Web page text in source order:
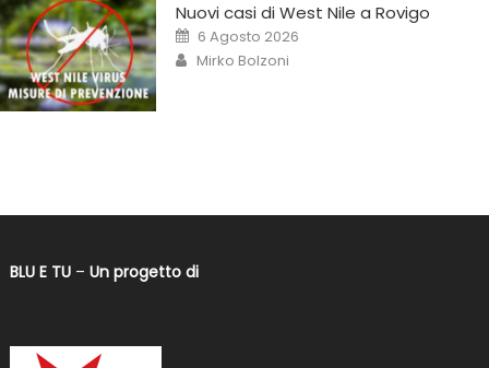
Nuovi casi di West Nile a Rovigo
6 Agosto 2026
Mirko Bolzoni
BLU E TU– Un progetto di